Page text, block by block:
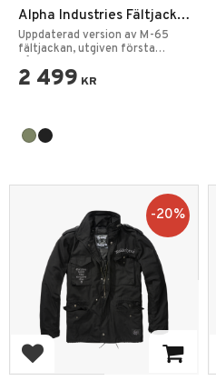
Alpha Industries Fältjacka
M-65
Uppdaterad version av M-65
fältjackan, utgiven första
2 499 KR
Lägg till i favoriter
20%